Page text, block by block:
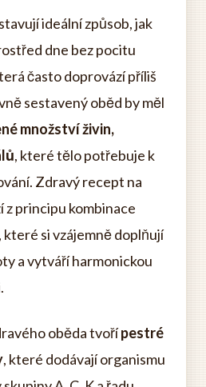
ideální způsob, jak
dne bez pocitu
často doprovází příliš
sestavený oběd by měl
množství živin,
, které tělo potřebuje k
Zdravý recept na
z principu kombinace
si vzájemně doplňují
a vytváří harmonickou
oběda tvořípestré
, které dodávají organismu